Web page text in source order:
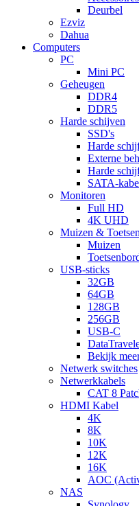
Deurbel
Ezviz
Dahua
Computers
PC
Mini PC
Geheugen
DDR4
DDR5
Harde schijven
SSD's
Harde
Externe
Harde
SATA-
Monitoren
Full HD
4K UHD
Muizen &
Muizen
USB-sticks
32GB
64GB
128GB
256GB
USB-C
Bekijk
Netwerk switches
Netwerkkabels
CAT 8
HDMI Kabel
4K
8K
10K
12K
16K
AOC
NAS